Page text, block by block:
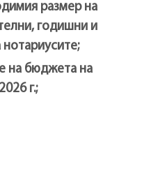
размер на
годишни и
на бюджета на
г.;